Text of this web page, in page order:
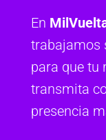
En
trabajamos
para que tu
transmita
presencia